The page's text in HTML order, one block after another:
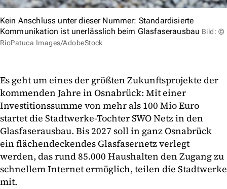
Kein Anschluss unter dieser Nummer: Standardisierte
Kommunikation ist unerlässlich beim Glasfaserausbau Bild: ©
RioPatuca Images/AdobeStock
Es geht um eines der größten Zukunftsprojekte der
kommenden Jahre in Osnabrück: Mit einer
Investitionssumme von mehr als 100 Mio Euro
startet die Stadtwerke-Tochter SWO Netz in den
Glasfaserausbau. Bis 2027 soll in ganz Osnabrück
ein flächendeckendes Glasfasernetz verlegt
werden, das rund 85.000 Haushalten den Zugang zu
schnellem Internet ermöglich, teilen die Stadtwerke
mit.